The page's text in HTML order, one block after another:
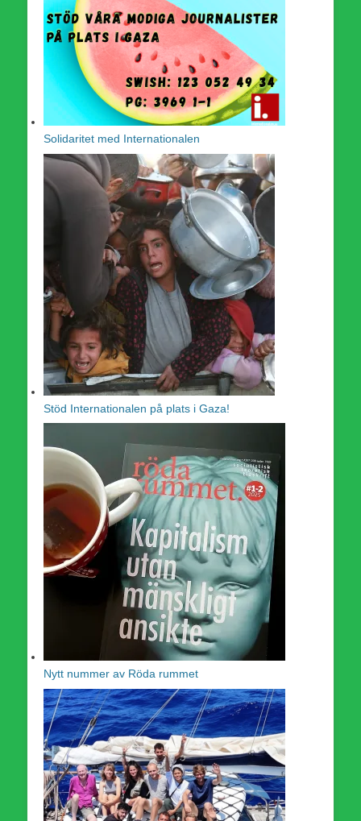
Solidaritet med Internationalen
Stöd Internationalen på plats i Gaza!
Nytt nummer av Röda rummet